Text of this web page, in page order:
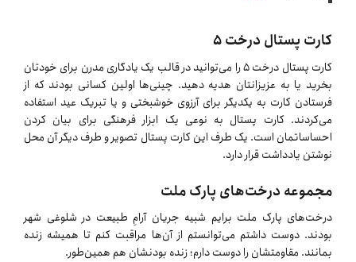
کارت پستال درخت ۵
کارت پستال درخت ۵ را می‌توانید در قالب یک یادگاری مدرن برای خودتان
بخرید یا به عزیزانتان هدیه دهید. چینی‌ها اولین کسانی بودند که از
فرستادن کارت به یکدیگر برای آرزوی خوشبختی و یا تبریک عید استفاده
می‌کردند. کارت پستال به نوعی یک ابزار فرهنگی برای بیان کردن
احساساتمان است. یک طرف این کارت پستال تصویر و طرف دیگر آن محل
نوشتن یادداشت قرار دارد.
مجموعه درخت‌های پارک ملت
درخت‌های پارک ملت برایم شبیه جریان آرامِ طبیعت در شلوغی شهر
بودند. دوست داشتم می‌توانستم از آن‌ها مراقبت کنم تا همیشه زنده
بمانند. مقاومتشان را دوست دارم؛ زنده بودنشان هم همین‌طور.